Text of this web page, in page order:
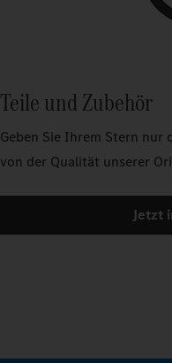
Teile und Zubehör
Geben Sie Ihrem Stern nur
von der Qualität unserer
Jetzt